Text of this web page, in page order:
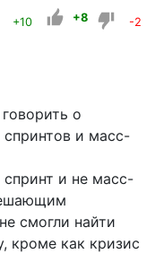
+10 +8 -2
о
и масс-
и не масс-
смогли найти
кроме как кризис